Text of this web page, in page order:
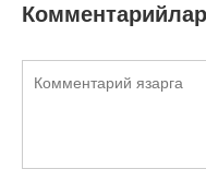
Комментарийлар